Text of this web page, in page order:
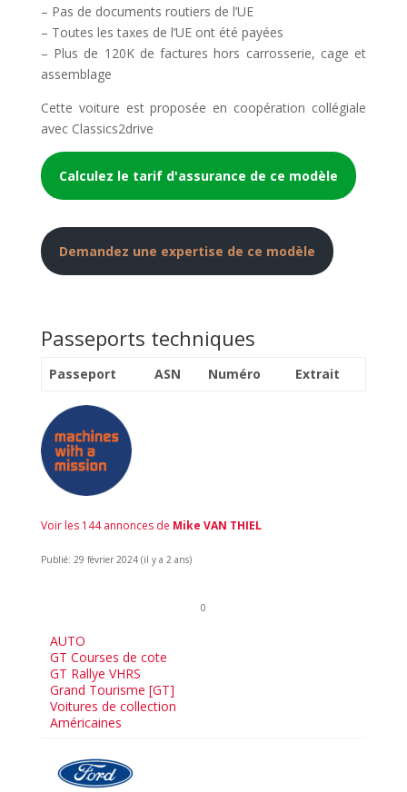
– Pas de documents routiers de l’UE
– Toutes les taxes de l’UE ont été payées
– Plus de 120K de factures hors carrosserie, cage et
assemblage
Cette voiture est proposée en coopération collégiale
avec Classics2drive
Calculez le tarif d'assurance de ce modèle
Demandez une expertise de ce modèle
Passeports techniques
Passeport ASN Numéro Extrait
Voir les 144 annonces de Mike VAN THIEL
Publié: 29 février 2024 (il y a 2 ans)
0
AUTO
GT Courses de cote
GT Rallye VHRS
Grand Tourisme [GT]
Voitures de collection
Américaines